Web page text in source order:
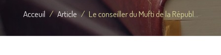
Acceuil Article Le conseiller du Mufti de la Républ...